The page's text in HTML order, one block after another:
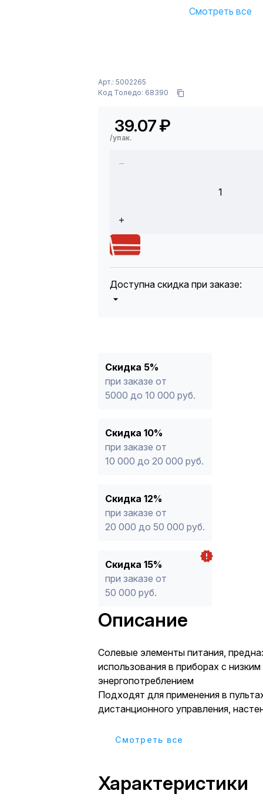
Смотреть все
Арт.: 5002265
Код Толедо: 68390
39.07₽
/упак.
1
Доступна скидка при заказе:
* -Для заказов, состоящих
продукции, максимальная скидка
Скидка 5%
при заказе от
5000 до 10 000 руб.
Скидка 10%
при заказе от
10 000 до 20 000 руб.
Скидка 12%
при заказе от
20 000 до 50 000 руб.
Скидка 15%
при заказе от
50 000 руб.
Описание
Солевые элементы питания,
использования в приборах с низким
энергопотреблением
Подходят для применения в
дистанционного управления,
Cмотреть все
Характеристики